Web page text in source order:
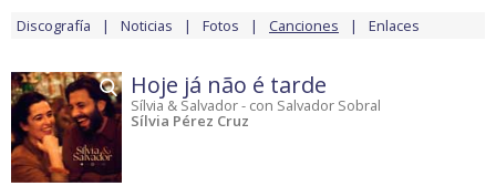
Discografía Noticias Fotos Canciones Enlaces
Hoje já não é tarde
Sílvia & Salvador - con Salvador Sobral
Sílvia Pérez Cruz